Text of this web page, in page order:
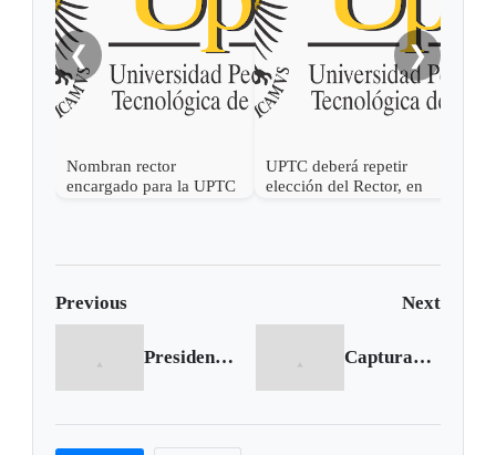
❮
Nombran rector
encargado para la UPTC
UPTC deberá repetir
elección del Rector, en
❯
Previous Next
Presidente Santos dice que está cumpliendo compromisos adquiridos con los campesinos Capturan a médico que violó al menos 10 niños, algunas de sus víctimas están en Boyacá